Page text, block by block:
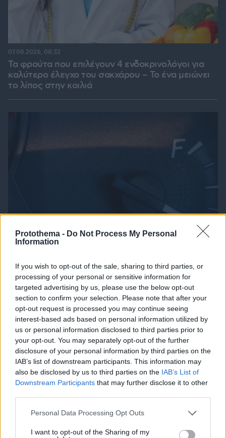
Protothema - Do Not Process My Personal
Information
If you wish to opt-out of the sale, sharing to third parties, or
processing of your personal or sensitive information for
targeted advertising by us, please use the below opt-out
section to confirm your selection. Please note that after your
opt-out request is processed you may continue seeing
interest-based ads based on personal information utilized by
us or personal information disclosed to third parties prior to
your opt-out. You may separately opt-out of the further
disclosure of your personal information by third parties on the
IAB’s list of downstream participants. This information may
also be disclosed by us to third parties on the IAB’s List of
Downstream Participants that may further disclose it to other
Please note that this website/app uses one or more Google
not limited to your visit or usage behaviour. You may click to
Personal Data Processing Opt Outs
I want to opt-out of the Sharing of my
Τα φρούτα που επιλέγουν 4 ενδοκρινολόγοι για
καλύτερο έλεγχο του σακχάρου – Το ένα μειώνει
το λίπος στην κοιλιά
07.08.2026, 08:32
Ποιο αυτοκίνητο βενζίνης έκανε 1.980 χλμ με έναν
ανεφοδιασμό;
06.08.2026, 19:12